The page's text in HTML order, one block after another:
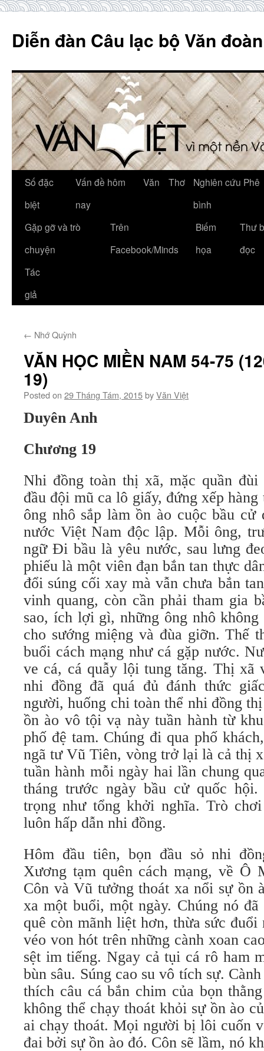
content
Diễn đàn Câu lạc bộ Văn
Số đặc
biệt
Vấn đề hôm
nay
Văn Thơ
Nghiên cứu Phê
bình
Gặp gỡ và trò
chuyện
Trên
Facebook/Minds
Biếm
họa
Thư
đọc
Tác
giả
← Nhớ Quỳnh
VĂN HỌC MIỀN NAM 54-75
19)
Posted on 29 Tháng Tám, 2015byVăn Việt
Duyên Anh
Chương 19
Nhi đồng toàn thị xã, mặc quần
đầu đội mũ ca lô giấy, đứng xếp
ông nhô sắp làm ồn ào cuộc bầu cử
nước Việt Nam độc lập. Mỗi ông,
ngữ Đi bầu là yêu nước, sau lưng
phiếu là một viên đạn bắn tan thực
đổi súng cối xay mà vẫn chưa bắn
vinh quang, còn cần phải tham gia
sao, ích lợi gì, những ông nhô
cho sướng miệng và đùa giỡn. Thế
buổi cách mạng như cá gặp nước.
ve cá, cá quẫy lội tung tăng. Thị xã
nhi đồng đã quá đủ đánh thức
người, huống chi toàn thể nhi đồng
ồn ào vô tội vạ này tuần hành từ
phố đệ tam. Chúng đi qua phố
ngã tư Vũ Tiên, vòng trở lại là cả thị
tuần hành mỗi ngày hai lần chung
tháng trước ngày bầu cử quốc
trọng như tổng khởi nghĩa. Trò
luôn hấp dẫn nhi đồng.
Hôm đầu tiên, bọn đầu sỏ nhi
Xương tạm quên cách mạng, về Ô
Côn và Vũ tưởng thoát xa nổi sự ồn
xa một buổi, một ngày. Chúng nó
quê còn mãnh liệt hơn, thừa sức
véo von hót trên những cành xoan
sệt im tiếng. Ngay cả tụi cá rô ham
bùn sâu. Súng cao su vô tích sự.
thích câu cá bắn chim của bọn
không thể chạy thoát khỏi sự ồn ào
ai chạy thoát. Mọi người bị lôi cuốn
đai bởi sự ồn ào đó. Côn sẽ lầm, nó